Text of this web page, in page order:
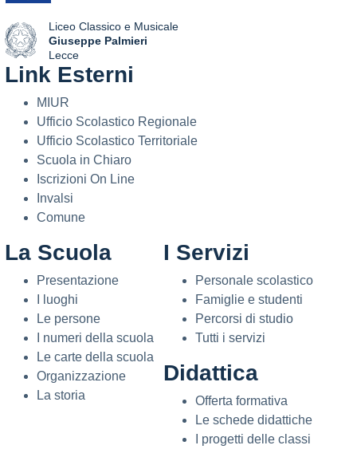
Liceo Classico e Musicale
Giuseppe Palmieri
Lecce
— Visita la pagina iniziale della scuola
Link Esterni
MIUR
Ufficio Scolastico Regionale
Ufficio Scolastico Territoriale
Scuola in Chiaro
Iscrizioni On Line
Invalsi
Comune
La Scuola
Presentazione
I luoghi
Le persone
I numeri della scuola
Le carte della scuola
Organizzazione
La storia
I Servizi
Personale scolastico
Famiglie e studenti
Percorsi di studio
Tutti i servizi
Didattica
Offerta formativa
Le schede didattiche
I progetti delle classi